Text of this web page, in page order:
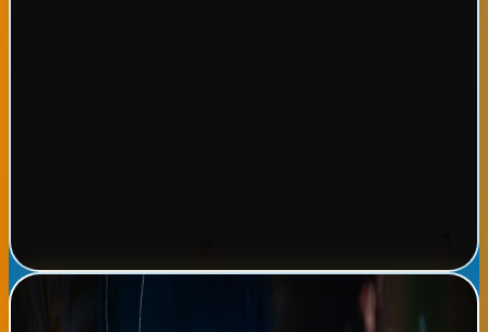
Leer noticia completa →
Salsa fusión y electrónica: la revolución rítmica que